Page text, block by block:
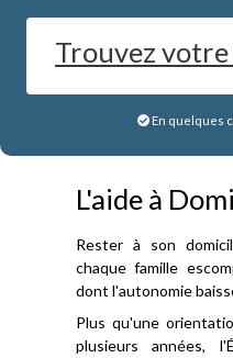
Trouvez
En quelques
L'aide à
Rester à son
chaque famille
dont l'autonomie
Plus qu'une
plusieurs années,